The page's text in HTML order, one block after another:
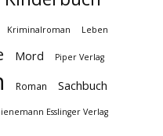
Kriminalroman Leben
Mord Piper Verlag
Roman Sachbuch
Esslinger Verlag